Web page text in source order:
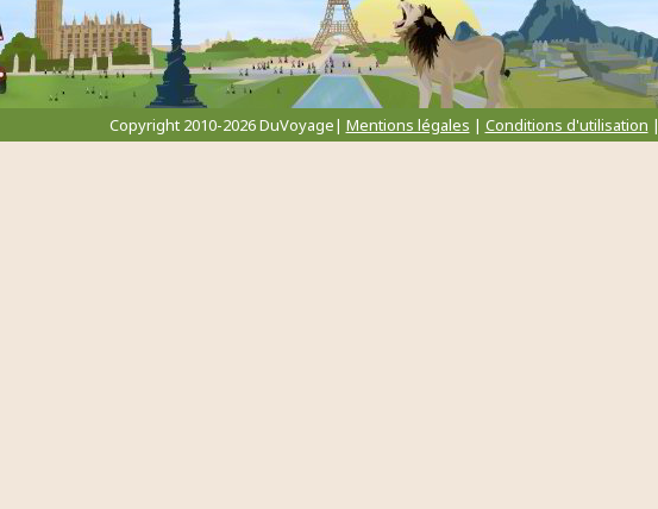
Copyright 2010-2026 DuVoyage| Mentions légales | Conditions d'utilisation |